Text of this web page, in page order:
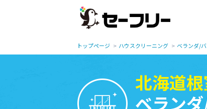
トップページ ハウスクリーニング ベランダ/
北海道
ベラン